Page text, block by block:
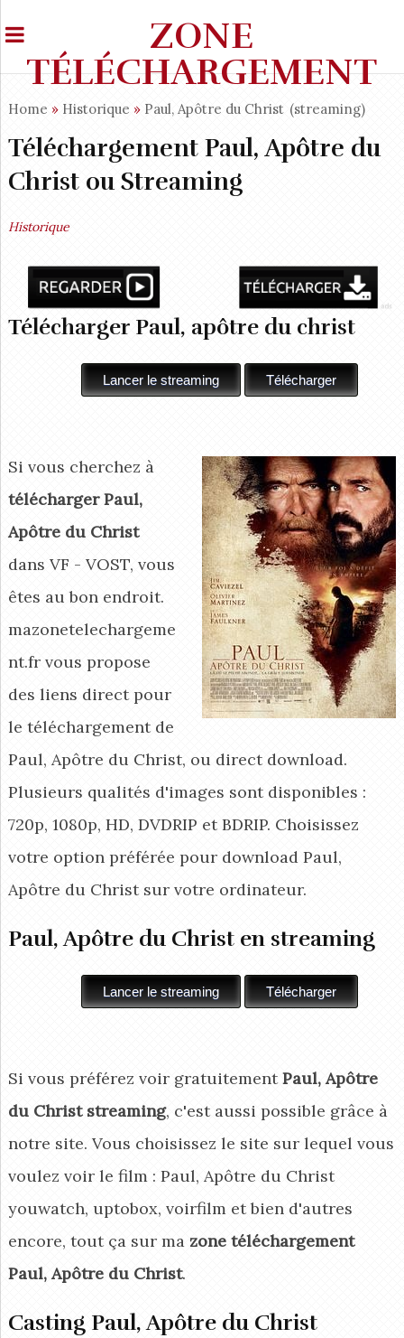
ZONE
TÉLÉCHARGEMENT
Home » Historique » Paul, Apôtre du Christ (streaming)
Téléchargement Paul, Apôtre du
Christ ou Streaming
Historique
Télécharger Paul, apôtre du christ
Si vous cherchez à
télécharger Paul,
Apôtre du Christ
dans VF - VOST, vous
êtes au bon endroit.
mazonetelechargeme
nt.fr vous propose
des liens direct pour
le téléchargement de
Paul, Apôtre du Christ, ou direct download.
Plusieurs qualités d'images sont disponibles :
720p, 1080p, HD, DVDRIP et BDRIP. Choisissez
votre option préférée pour download Paul,
Apôtre du Christsur votre ordinateur.
Paul, Apôtre du Christ en streaming
Si vous préférez voir gratuitementPaul, Apôtre
du Christ streaming, c'est aussi possible grâce à
notre site. Vous choisissez le site sur lequel vous
voulez voir le film : Paul, Apôtre du Christ
youwatch, uptobox, voirfilm et bien d'autres
encore, tout ça sur ma zone téléchargement
Paul, Apôtre du Christ.
Casting Paul, Apôtre du Christ